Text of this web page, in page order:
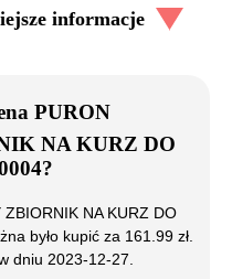
informacje
PURON
NA KURZ DO
?
NA KURZ DO
było kupić za 161.99 zł.
dniu 2023-12-27